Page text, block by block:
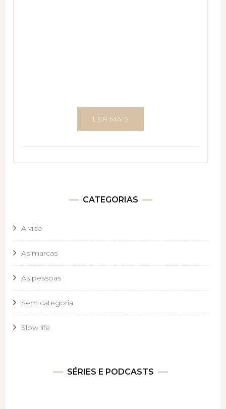
LER MAIS
CATEGORIAS
A vida
As marcas
As pessoas
Sem categoria
Slow life
SÉRIES E PODCASTS